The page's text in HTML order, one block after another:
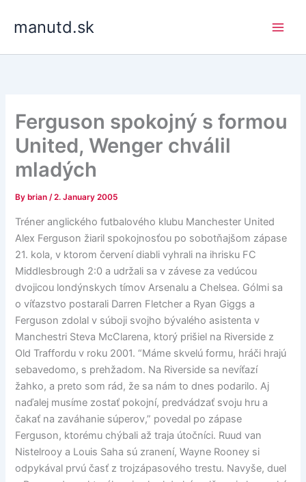
manutd.sk
Ferguson spokojný s formou
United, Wenger chválil
mladých
By brian/2. January 2005
Tréner anglického futbalového klubu Manchester United
Alex Ferguson žiaril spokojnosťou po sobotňajšom zápase
21. kola, v ktorom červení diabli vyhrali na ihrisku FC
Middlesbrough 2:0 a udržali sa v závese za vedúcou
dvojicou londýnskych tímov Arsenalu a Chelsea. Gólmi sa
o víťazstvo postarali Darren Fletcher a Ryan Giggs a
Ferguson zdolal v súboji svojho bývalého asistenta v
Manchestri Steva McClarena, ktorý prišiel na Riverside z
Old Traffordu v roku 2001. “Máme skvelú formu, hráči hrajú
sebavedomo, s prehžadom. Na Riverside sa nevíťazí
žahko, a preto som rád, že sa nám to dnes podarilo. Aj
naďalej musíme zostať pokojní, predvádzať svoju hru a
čakať na zaváhanie súperov,” povedal po zápase
Ferguson, ktorému chýbali až traja útočníci. Ruud van
Nistelrooy a Louis Saha sú zranení, Wayne Rooney si
odpykával prvú časť z trojzápasového trestu. Navyše, duel